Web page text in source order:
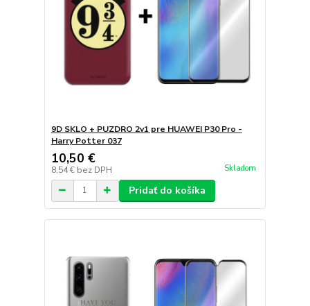
9D SKLO + PUZDRO 2v1 pre HUAWEI P30 Pro -
Harry Potter 037
10,50 €
8,54 € bez DPH Skladom
Pridať do košíka